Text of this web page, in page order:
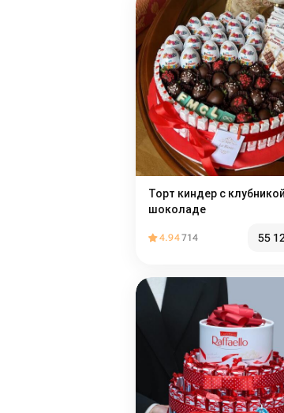
Торт киндер с
шоколаде
4.94714 55